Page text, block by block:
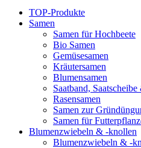
TOP-Produkte
Samen
Samen für Hochbeete
Bio Samen
Gemüsesamen
Kräutersamen
Blumensamen
Saatband,
Rasensamen
Samen zur
Samen für
Blumenzwiebeln & -knollen
Blumenzwiebeln & -